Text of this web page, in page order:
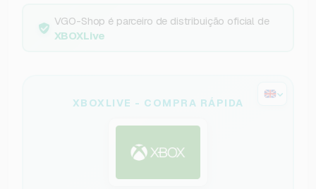
VGO-Shop é parceiro de distribuição oficial de
XBOXLive
XBOXLIVE - COMPRA RÁPIDA